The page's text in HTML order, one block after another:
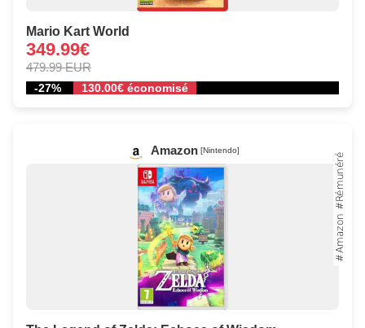
Mario Kart World
349.99€
479.99 EUR
-27% 130.00€ économisé
Amazon [Nintendo]